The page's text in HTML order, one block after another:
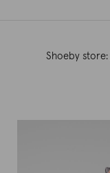
Shoeby store: